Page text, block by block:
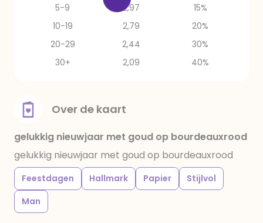
5-9
2,97
15%
10-19
2,79
20%
20-29
2,44
30%
30+
2,09 40%
Over de kaart
gelukkig nieuwjaar met goud op bourdeauxrood
gelukkig nieuwjaar met goud op bourdeauxrood
Feestdagen Hallmark Papier
Stijlvol
Man